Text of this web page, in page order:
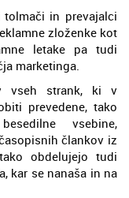
in prevajalci
zloženke kot
letake pa tudi
marketinga.
vseh strank, ki v
prevedene, tako
vsebine,
člankov iz
obdelujejo tudi
kar se nanaša in na